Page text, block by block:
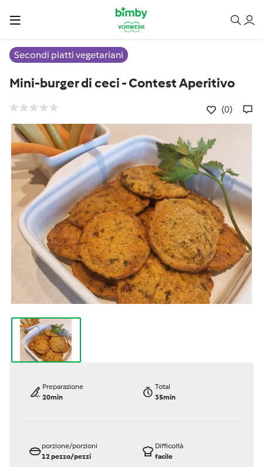
Secondi piatti vegetariani
Mini-burger di ceci - Contest Aperitivo
(0)
Preparazione
20min
Total
35min
porzione/porzioni
12pezzo/pezzi
Difficoltà
facile